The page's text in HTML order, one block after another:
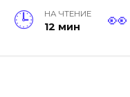
НА ЧТЕНИЕ
12 мин